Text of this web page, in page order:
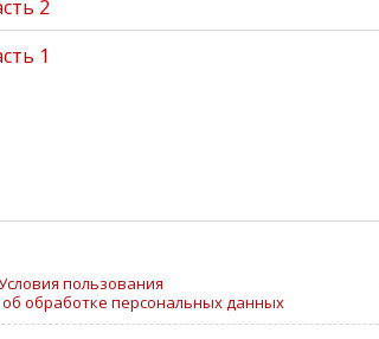
2
1
пользования
обработке персональных данных